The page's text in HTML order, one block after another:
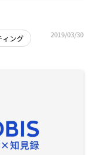
ィング 2019/03/30